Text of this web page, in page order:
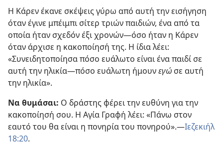
Η Κάρεν έκανε σκέψεις γύρω από αυτή την εισήγηση
όταν έγινε μπέιμπι σίτερ τριών παιδιών, ένα από τα
οποία ήταν σχεδόν έξι χρονών​—όσο ήταν η Κάρεν
όταν άρχισε η κακοποίησή της. Η ίδια λέει:
«Συνειδητοποίησα πόσο ευάλωτο είναι ένα παιδί σε
αυτή την ηλικία​—πόσο ευάλωτη ήμουνεγώ σε αυτή
την ηλικία».
Να θυμάσαι: Ο δράστης φέρει την ευθύνη για την
κακοποίησή σου. Η Αγία Γραφή λέει: «Πάνω στον
εαυτό του θα είναι η πονηρία του πονηρού».​—Ιεζεκιήλ
18:20.